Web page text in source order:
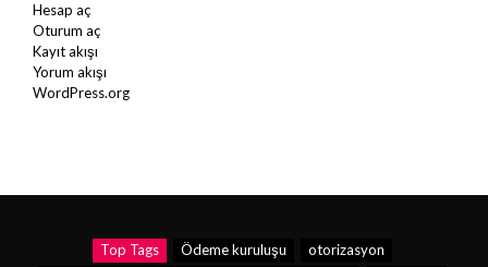
Hesap aç
Oturum aç
Kayıt akışı
Yorum akışı
WordPress.org
Top Tags Ödeme kuruluşu
otorizasyon